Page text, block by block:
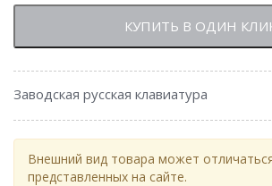
КУПИТЬ В ОДИН
Заводская русская клавиатура
Внешний вид товара может
представленных на сайте.